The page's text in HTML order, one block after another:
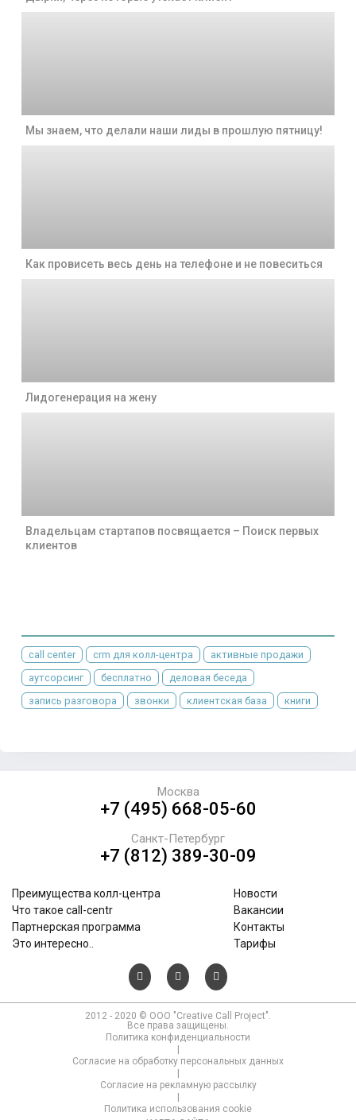
Мы знаем, что делали наши лиды в прошлую пятницу!
Как провисеть весь день на телефоне и не повеситься
Лидогенерация на жену
Владельцам стартапов посвящается – Поиск первых
клиентов
call center crm для колл-центра
активные продажи
аутсорсинг
бесплатно
деловая беседа
запись разговора
звонки клиентская база книги
+7 (495) 668-05-60
Москва
+7 (812) 389-30-09
Санкт-Петербург
Преимущества колл-центра
Что такое call-centr
Партнерская программа
Это интересно..
Новости
Вакансии
Контакты
Тарифы
2012 - 2020 © ООО "Creative Call Project".
Все права защищены.
Политика конфиденциальности
Согласие на обработку персональных данных
Согласие на рекламную рассылку
Политика использования cookie